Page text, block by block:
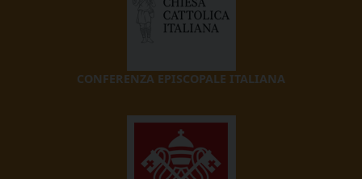
CONFERENZA EPISCOPALE ITALIANA